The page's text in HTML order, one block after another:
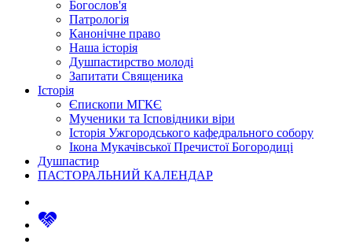
Богослов'я
Патрологія
Канонічне право
Наша історія
Душпастирство молоді
Запитати Священика
Історія
Єпископи МГКЄ
Мученики та Ісповідники віри
Історія Ужгородського кафедрального собору
Ікона Мукачівської Пречистої Богородиці
Душпастир
ПАСТОРАЛЬНИЙ КАЛЕНДАР